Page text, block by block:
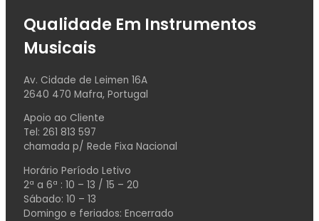
Qualidade Em Instrumentos
Musicais
Av. Cidade de Leimen 16A
2640 470 Mafra, Portugal
Apoio ao Cliente
Tel: 261 813 597
chamada p/ Rede Fixa Nacional
Horário Período Letivo
2ª a 6ª : 10 – 13 / 15 – 20
Sábado: 10 – 13
Domingo e feriados: Encerrado